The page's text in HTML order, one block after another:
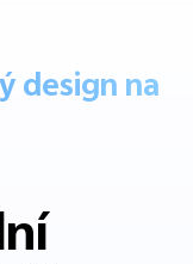
design na